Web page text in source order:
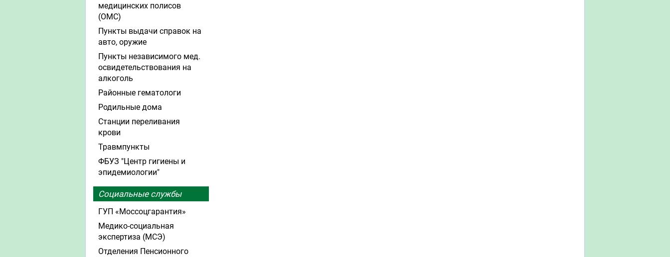
медицинских полисов
(ОМС)
Пункты выдачи справок на
авто, оружие
Пункты независимого мед.
освидетельствования на
алкоголь
Районные гематологи
Родильные дома
Станции переливания
крови
Травмпункты
ФБУЗ "Центр гигиены и
эпидемиологии"
Социальные службы
ГУП «Моссоцгарантия»
Медико-социальная
экспертиза (МСЭ)
Отделения Пенсионного